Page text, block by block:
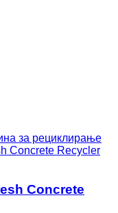
за рециклирање
Concrete Recycler
Concrete